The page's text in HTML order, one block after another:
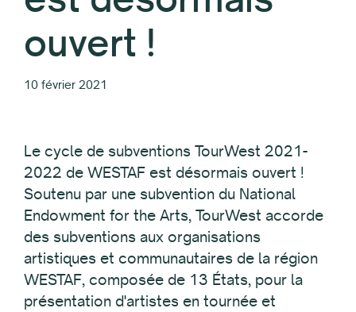
ouvert !
10 février 2021
Le cycle de subventions TourWest 2021-
2022 de WESTAF est désormais ouvert !
Soutenu par une subvention du National
Endowment for the Arts, TourWest accorde
des subventions aux organisations
artistiques et communautaires de la région
WESTAF, composée de 13 États, pour la
présentation d'artistes en tournée et